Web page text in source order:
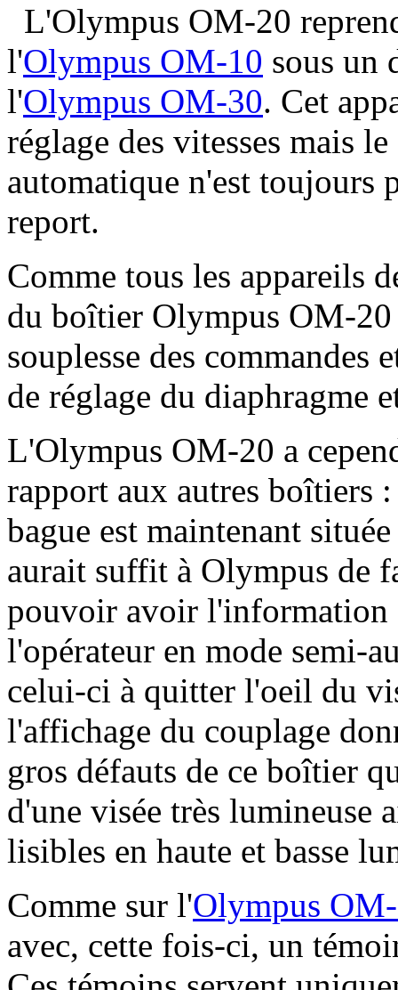
L'Olympus OM-20
l'Olympus OM-10 sous un
l'Olympus OM-30. Cet
réglage des vitesses mais
automatique n'est toujours
report.
Comme tous les appareils
du boîtier Olympus OM-20
souplesse des commandes
de réglage du diaphragme
L'Olympus OM-20 a
rapport aux autres boîtiers
bague est maintenant
aurait suffit à Olympus de
pouvoir avoir l'information
l'opérateur en mode semi-
celui-ci à quitter l'oeil du
l'affichage du couplage
gros défauts de ce boîtier
d'une visée très lumineuse
lisibles en haute et basse
Comme sur l'Olympus
avec, cette fois-ci, un